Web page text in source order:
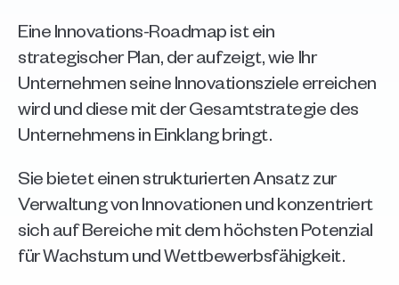
Eine Innovations-Roadmap ist ein
strategischer Plan, der aufzeigt, wie Ihr
Unternehmen seine Innovationsziele erreichen
wird und diese mit der Gesamtstrategie des
Unternehmens in Einklang bringt.
Sie bietet einen strukturierten Ansatz zur
Verwaltung von Innovationen und konzentriert
sich auf Bereiche mit dem höchsten Potenzial
für Wachstum und Wettbewerbsfähigkeit.